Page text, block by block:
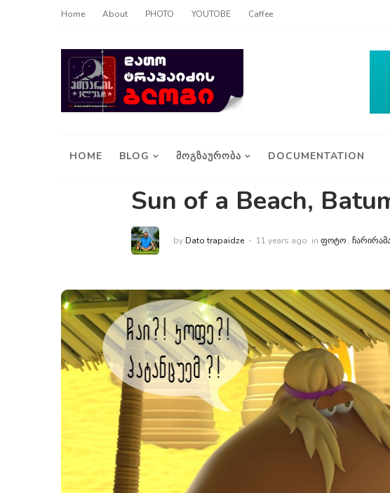
Home About PHOTO YOUTOBE Caffee
HOME BLOG ᲛᲝᲒᲖᲐᲣᲠᲝᲑᲐ DOCUMENTATION
Sun of a Beach,
by Dato trapaidze 11 years ago in ᲤᲝᲢᲝ ,